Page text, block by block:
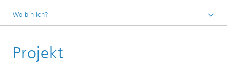
Wo bin ich?
Abteilungen
Projekt